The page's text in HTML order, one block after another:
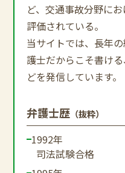
ど、交通事故分野に
評価されている。
当サイトでは、長年
護士だからこそ書け
どを発信しています。
弁護士歴 （抜粋）
1992年
司法試験合格